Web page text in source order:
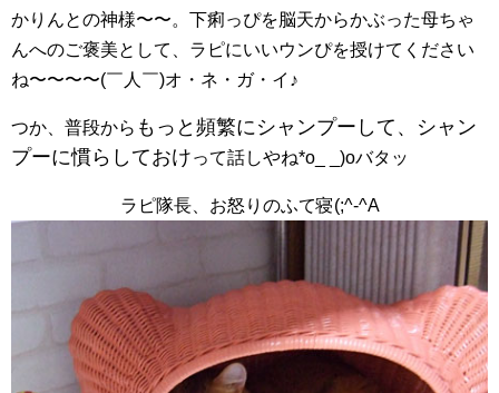
かりんとの神様〜〜。下痢っぴを脳天からかぶった母ちゃ
んへのご褒美として、ラピにいいウンぴを授けてください
ね〜〜〜〜(￣人￣)オ・ネ・ガ・イ♪
つか、普段から もっと頻繁にシャンプーして、シャン
プーに慣らしておけって話しやね*o_ _)oバタッ
ラピ隊長、お怒りのふて寝(;^-^A